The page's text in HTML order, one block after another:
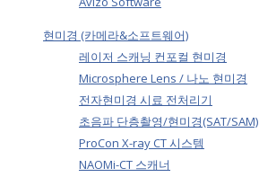
현미경 (카메라&소프트웨어)
레이저 스캐닝 컨포컬 현미경
Microsphere Lens / 나노 현미경
전자현미경 시료 전처리기
초음파 단층촬영/현미경(SAT/SAM)
ProCon X-ray CT 시스템
NAOMi-CT 스캐너